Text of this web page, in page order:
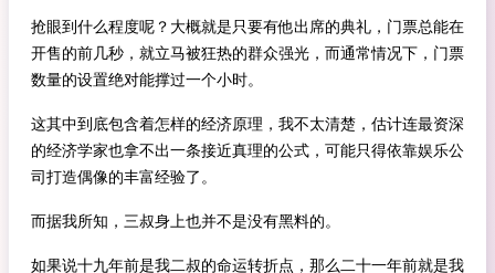
抢眼到什么程度呢？大概就是只要有他出席的典礼，门票总能在
开售的前几秒，就立马被狂热的群众强光，而通常情况下，门票
数量的设置绝对能撑过一个小时。
这其中到底包含着怎样的经济原理，我不太清楚，估计连最资深
的经济学家也拿不出一条接近真理的公式，可能只得依靠娱乐公
司打造偶像的丰富经验了。
而据我所知，三叔身上也并不是没有黑料的。
如果说十九年前是我二叔的命运转折点，那么二十一年前就是我